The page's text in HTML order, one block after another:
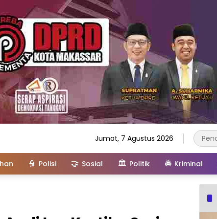
Jumat, 7 Agustus 2026
👮 Polisi 🤝 Sosial 🏛️ Politik 🚔 Kriminal